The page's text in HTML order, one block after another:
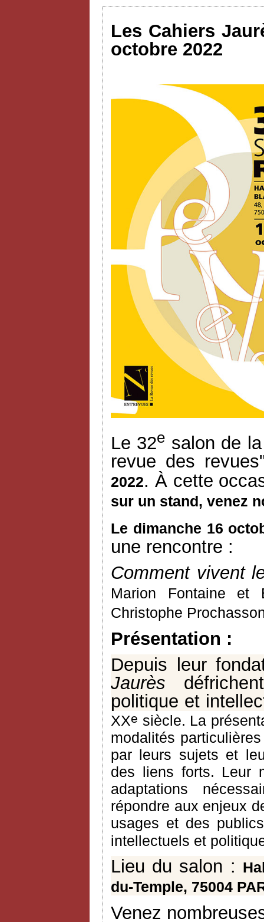
Les Cahiers
octobre 2022
Le 32e salon de
revue des
2022. À cette
sur un stand, venez
Le dimanche 16
une rencontre :
Comment vivent
Marion Fontaine et
Christophe
Présentation :
Depuis leur
Jaurès
politique et
XXe siècle. La
modalités
par leurs sujets et
des liens forts. Leur
adaptations
répondre aux enjeux
usages et des
intellectuels et
Lieu du salon :
du-Temple, 75004
Venez